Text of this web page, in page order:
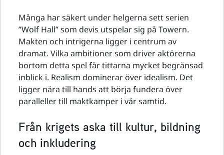
Många har säkert under helgerna sett serien
”Wolf Hall” som devis utspelar sig på Towern.
Makten och intrigerna ligger i centrum av
dramat. Vilka ambitioner som driver aktörerna
bortom detta spel får tittarna mycket begränsad
inblick i. Realism dominerar över idealism. Det
ligger nära till hands att börja fundera över
paralleller till maktkamper i vår samtid.
Från krigets aska till kultur, bildning
och inkludering